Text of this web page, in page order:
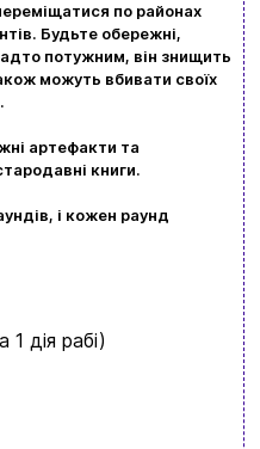
по районах
Будьте обережні,
потужним, він знищить
можуть вбивати своїх
артефакти та
книги.
і кожен раунд
1 дія рабі)